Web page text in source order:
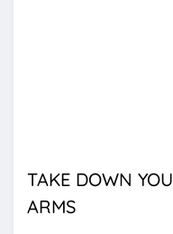
TAKE DOWN
ARMS